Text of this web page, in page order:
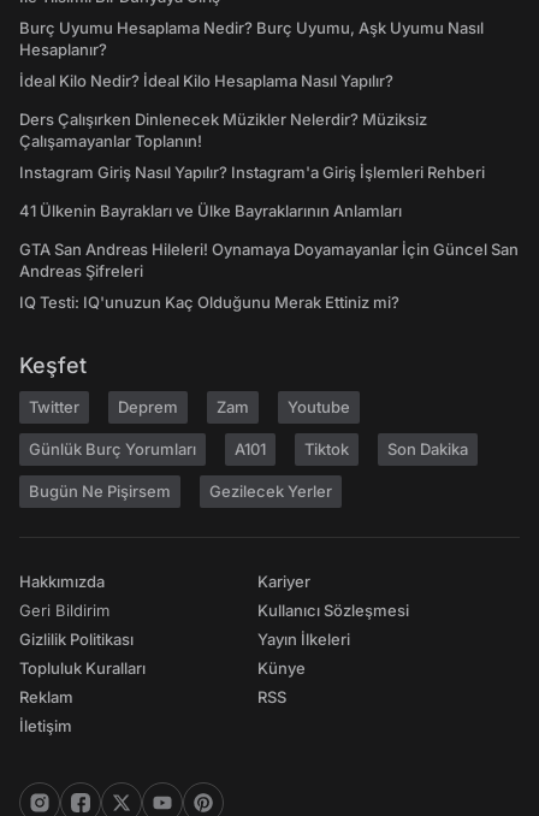
Burç Uyumu Hesaplama Nedir? Burç Uyumu, Aşk Uyumu Nasıl
Hesaplanır?
İdeal Kilo Nedir? İdeal Kilo Hesaplama Nasıl Yapılır?
Ders Çalışırken Dinlenecek Müzikler Nelerdir? Müziksiz
Çalışamayanlar Toplanın!
Instagram Giriş Nasıl Yapılır? Instagram'a Giriş İşlemleri Rehberi
41 Ülkenin Bayrakları ve Ülke Bayraklarının Anlamları
GTA San Andreas Hileleri! Oynamaya Doyamayanlar İçin Güncel San
Andreas Şifreleri
IQ Testi: IQ'unuzun Kaç Olduğunu Merak Ettiniz mi?
Keşfet
Twitter Deprem Zam Youtube
Günlük Burç Yorumları A101 Tiktok Son Dakika
Bugün Ne Pişirsem Gezilecek Yerler
Hakkımızda
Geri Bildirim
Gizlilik Politikası
Topluluk Kuralları
Reklam
İletişim
Kariyer
Kullanıcı Sözleşmesi
Yayın İlkeleri
Künye
RSS